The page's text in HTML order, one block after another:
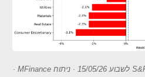
תרשים ביצועי 11 סקטורי ה-S&P 500 לשבוע 15/05/26 · ניתוח MFinance ·